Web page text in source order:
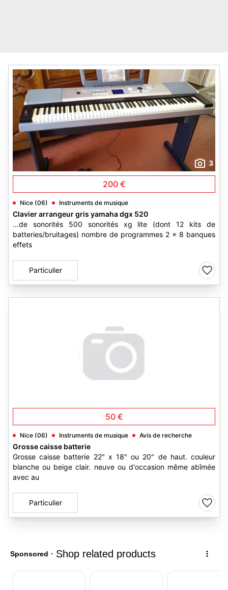
3
200 €
Nice (06) Instruments de musique
Clavier arrangeur gris yamaha dgx 520
...de sonorités 500 sonorités xg lite (dont 12 kits de
batteries/bruitages) nombre de programmes 2 x 8 banques
effets
Particulier
50 €
Nice (06) Instruments de musique Avis de recherche
Grosse caisse batterie
Grosse caisse batterie 22" x 18" ou 20" de haut. couleur
blanche ou beige clair. neuve ou d'occasion même abîmée
avec au
Particulier